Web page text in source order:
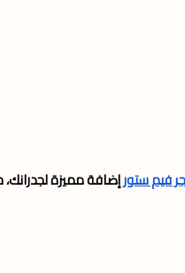
فيم ستورإضافة مميزة